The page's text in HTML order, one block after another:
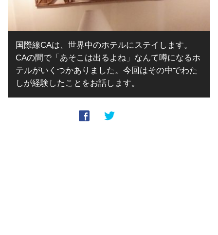
国際線CAは、世界中のホテルにステイします。
CAの間で「あそこは出るよね」なんて噂になるホ
テルがいくつかありました。今回はその中でわた
しが経験したことをお話します。